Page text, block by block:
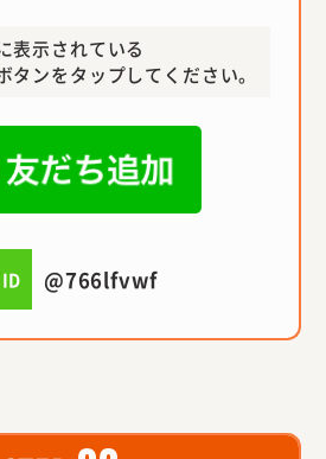
表示されている
タンをタップしてください。
@766lfvwf